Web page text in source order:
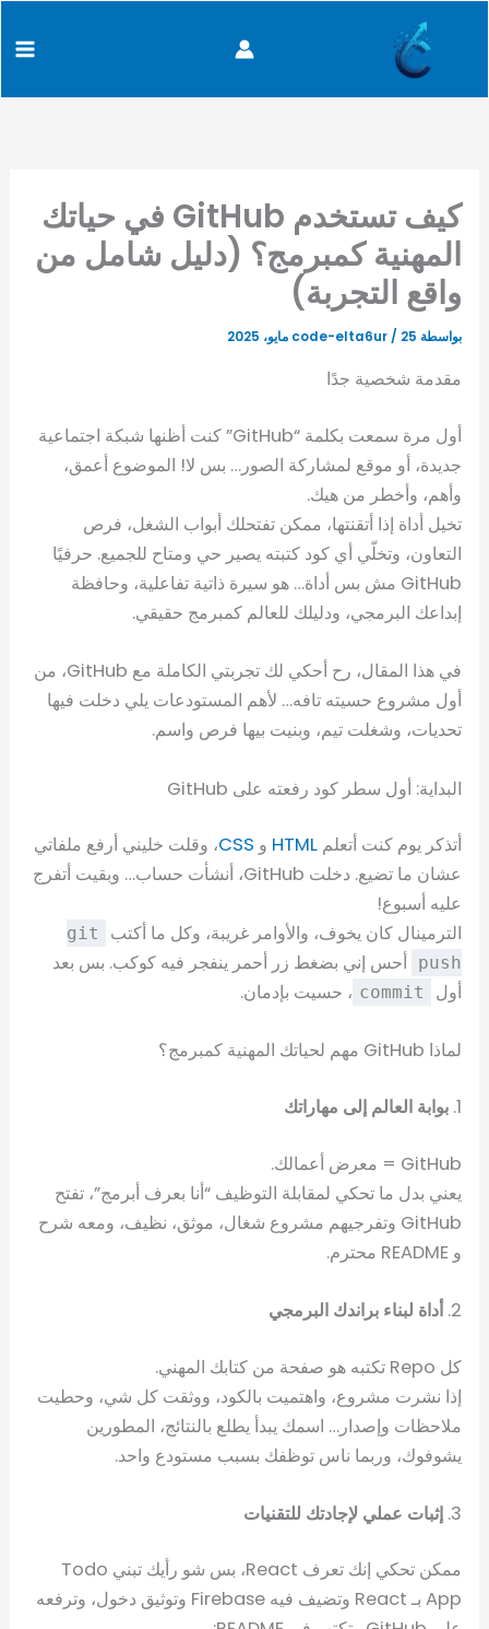
كيف تستخدم GitHub في حياتك
المهنية كمبرمج؟ (دليل شامل من
واقع التجربة)
بواسطة code-elta6ur / 25 مايو، 2025
مقدمة شخصية جدًا
أول مرة سمعت بكلمة “GitHub” كنت أظنها شبكة اجتماعية
جديدة، أو موقع لمشاركة الصور… بس لا! الموضوع أعمق،
وأهم، وأخطر من هيك.
تخيل أداة إذا أتقنتها، ممكن تفتحلك أبواب الشغل، فرص
التعاون، وتخلّي أي كود كتبته يصير حي ومتاح للجميع. حرفيًا
GitHub مش بس أداة… هو سيرة ذاتية تفاعلية، وحافظة
إبداعك البرمجي، ودليلك للعالم كمبرمج حقيقي.
في هذا المقال، رح أحكي لك تجربتي الكاملة مع GitHub، من
أول مشروع حسيته تافه… لأهم المستودعات يلي دخلت فيها
تحديات، وشغلت تيم، وبنيت بيها فرص واسم.
البداية: أول سطر كود رفعته على GitHub
أتذكر يوم كنت أتعلمHTML و CSS، وقلت خليني أرفع ملفاتي
عشان ما تضيع. دخلت GitHub، أنشأت حساب… وبقيت أتفرج
عليه أسبوع!
الترمينال كان يخوف، والأوامر غريبة، وكل ما أكتب
git
push أحس إني بضغط زر أحمر ينفجر فيه كوكب. بس بعد
أول
commit ، حسيت بإدمان.
لماذا GitHub مهم لحياتك المهنية كمبرمج؟
1. بوابة العالم إلى مهاراتك
GitHub = معرض أعمالك.
يعني بدل ما تحكي لمقابلة التوظيف “أنا بعرف أبرمج”، تفتح
GitHub وتفرجيهم مشروع شغال، موثق، نظيف، ومعه شرح
و README محترم.
2. أداة لبناء براندك البرمجي
كل Repo تكتبه هو صفحة من كتابك المهني.
إذا نشرت مشروع، واهتميت بالكود، ووثقت كل شي، وحطيت
ملاحظات وإصدار… اسمك يبدأ يطلع بالنتائج، المطورين
يشوفوك، وربما ناس توظفك بسبب مستودع واحد.
3. إثبات عملي لإجادتك للتقنيات
ممكن تحكي إنك تعرف React، بس شو رأيك تبني Todo
App بـ React وتضيف فيه Firebase وتوثيق دخول، وترفعه
بريدك
الإلكتروني...